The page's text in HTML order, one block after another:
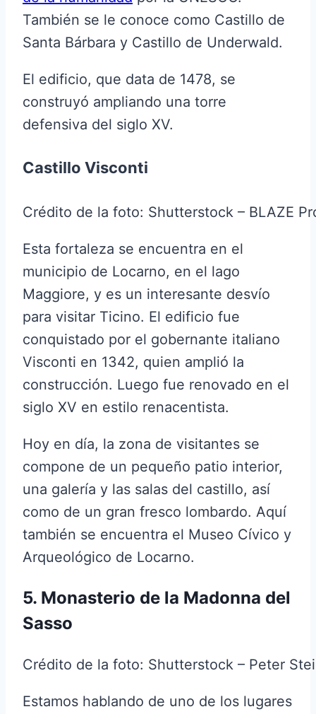
También se le conoce como Castillo de
Santa Bárbara y Castillo de Underwald.
El edificio, que data de 1478, se
construyó ampliando una torre
defensiva del siglo XV.
Castillo Visconti
Crédito de la foto: Shutterstock – BLAZE
Esta fortaleza se encuentra en el
municipio de Locarno, en el lago
Maggiore, y es un interesante desvío
para visitar Ticino. El edificio fue
conquistado por el gobernante italiano
Visconti en 1342, quien amplió la
construcción. Luego fue renovado en el
siglo XV en estilo renacentista.
Hoy en día, la zona de visitantes se
compone de un pequeño patio interior,
una galería y las salas del castillo, así
como de un gran fresco lombardo. Aquí
también se encuentra el Museo Cívico y
Arqueológico de Locarno.
5. Monasterio de la Madonna del
Sasso
Crédito de la foto: Shutterstock – Peter
Estamos hablando de uno de los lugares